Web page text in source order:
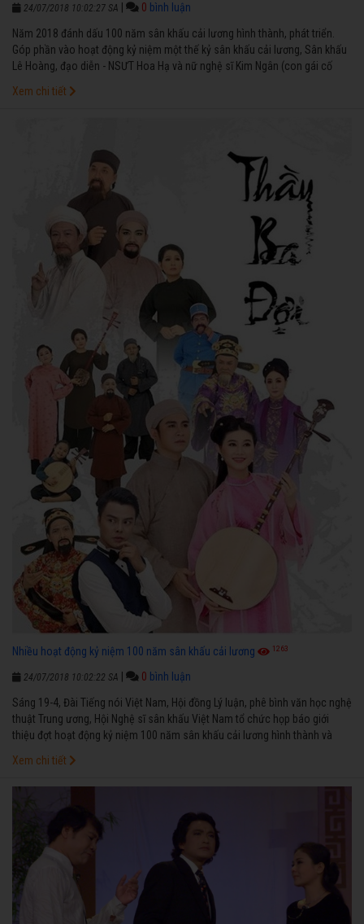
24/07/2018 10:02:27 SA 0 bình luận
Năm 2018 đánh dấu 100 năm sân khấu cải lương hình thành, phát triển.
Góp phần vào hoạt động kỷ niệm một thế kỷ sân khấu cải lương, Sân khấu
Lê Hoàng, đạo diễn - NSƯT Hoa Hạ và nữ nghệ sĩ Kim Ngân (con gái cố
nghệ sĩ Kim Ngọc) đã cùng hợp tác thực hiện vở cải lương Thái hậu Dương
Vân Nga (tác giả Trúc Đường, chuyển thể cải lương Chi Lăng - Hoa Phượng)
Xem chi tiết
Nhiều hoạt động kỷ niệm 100 năm sân khấu cải lương 1263
24/07/2018 10:02:22 SA 0 bình luận
Sáng 19-4, Đài Tiếng nói Việt Nam, Hội đồng Lý luận, phê bình văn học nghệ
thuật Trung ương, Hội Nghệ sĩ sân khấu Việt Nam tổ chức họp báo giới
thiệu đợt hoạt động kỷ niệm 100 năm sân khấu cải lương hình thành và
Xem chi tiết